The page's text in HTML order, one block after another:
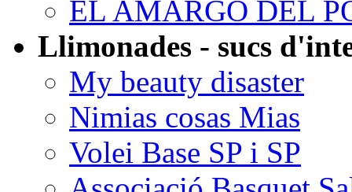
EL AMARGO DEL
Llimonades - sucs
My beauty disaster
Nimias cosas Mias
Volei Base SP i SP